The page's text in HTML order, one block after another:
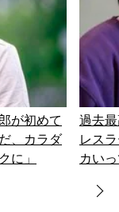
が初めて
、カラダ
に」
過去
レス
カい